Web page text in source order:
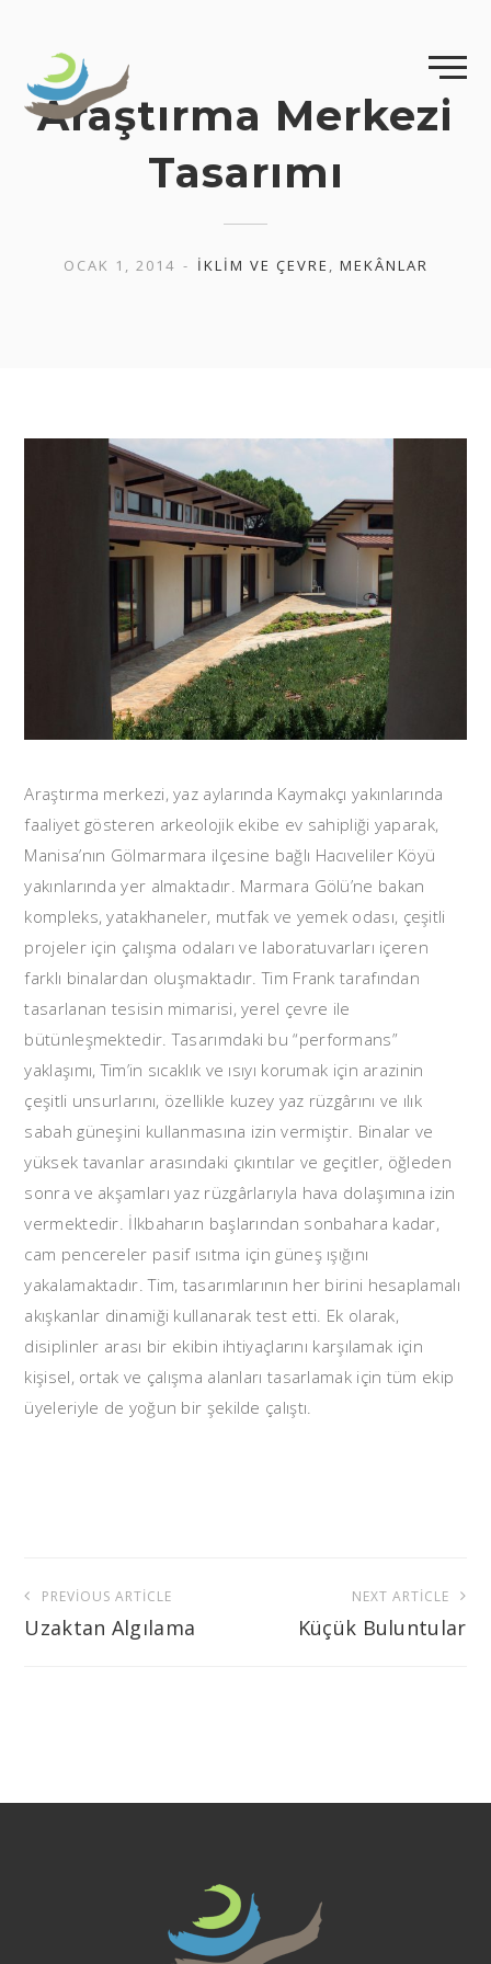
content
Araştırma Merkezi
Tasarımı
OCAK 1, 2014 İKLIM VE ÇEVRE , MEKÂNLAR
Araştırma merkezi, yaz aylarında Kaymakçı yakınlarında
faaliyet gösteren arkeolojik ekibe ev sahipliği yaparak,
Manisa’nın Gölmarmara ilçesine bağlı Hacıveliler Köyü
yakınlarında yer almaktadır. Marmara Gölü’ne bakan
kompleks, yatakhaneler, mutfak ve yemek odası, çeşitli
projeler için çalışma odaları ve laboratuvarları içeren
farklı binalardan oluşmaktadır. Tim Frank tarafından
tasarlanan tesisin mimarisi, yerel çevre ile
bütünleşmektedir. Tasarımdaki bu “performans”
yaklaşımı, Tim’in sıcaklık ve ısıyı korumak için arazinin
çeşitli unsurlarını, özellikle kuzey yaz rüzgârını ve ılık
sabah güneşini kullanmasına izin vermiştir. Binalar ve
yüksek tavanlar arasındaki çıkıntılar ve geçitler, öğleden
sonra ve akşamları yaz rüzgârlarıyla hava dolaşımına izin
vermektedir. İlkbaharın başlarından sonbahara kadar,
cam pencereler pasif ısıtma için güneş ışığını
yakalamaktadır. Tim, tasarımlarının her birini hesaplamalı
akışkanlar dinamiği kullanarak test etti. Ek olarak,
disiplinler arası bir ekibin ihtiyaçlarını karşılamak için
kişisel, ortak ve çalışma alanları tasarlamak için tüm ekip
üyeleriyle de yoğun bir şekilde çalıştı.
Yazı
gezinmesi
PREVIOUS ARTICLE
Uzaktan Algılama
NEXT ARTICLE
Küçük Buluntular